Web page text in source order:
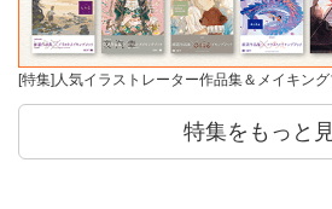
[特集]人気イラストレーター作品集＆メイキング
特集をもっと